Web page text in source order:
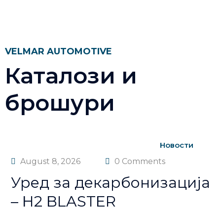
VELMAR AUTOMOTIVE
Каталози и
брошури
Новости
August 8, 2026
0 Comments
Уред за декарбонизација
– H2 BLASTER